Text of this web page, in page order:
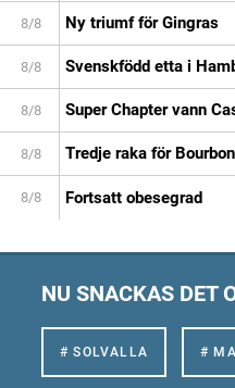
8/8 Ny triumf för Gingras
8/8 Svenskfödd etta i
8/8 Super Chapter vann
8/8 Tredje raka för
8/8 Fortsatt obesegrad
NU SNACKAS DET
# SOLVALLA #